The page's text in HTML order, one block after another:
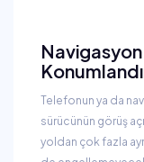
Navigasyon
Telefonun ya da
sürücünün görüş
yoldan çok fazla